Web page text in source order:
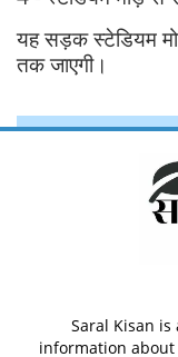
यह सड़क स्टेडियम
तक जाएगी।
Saral Kisan
information about